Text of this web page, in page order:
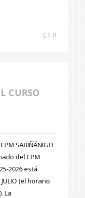
0
CURSO
SABIÑÁNIGO
del CPM
2026 está
(el horario
La